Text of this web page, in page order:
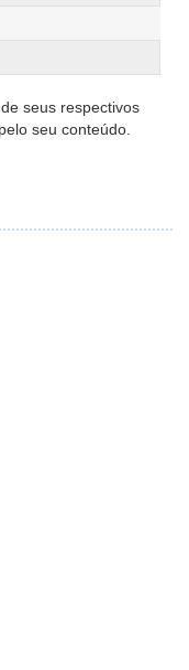
seus respectivos
seu conteúdo.